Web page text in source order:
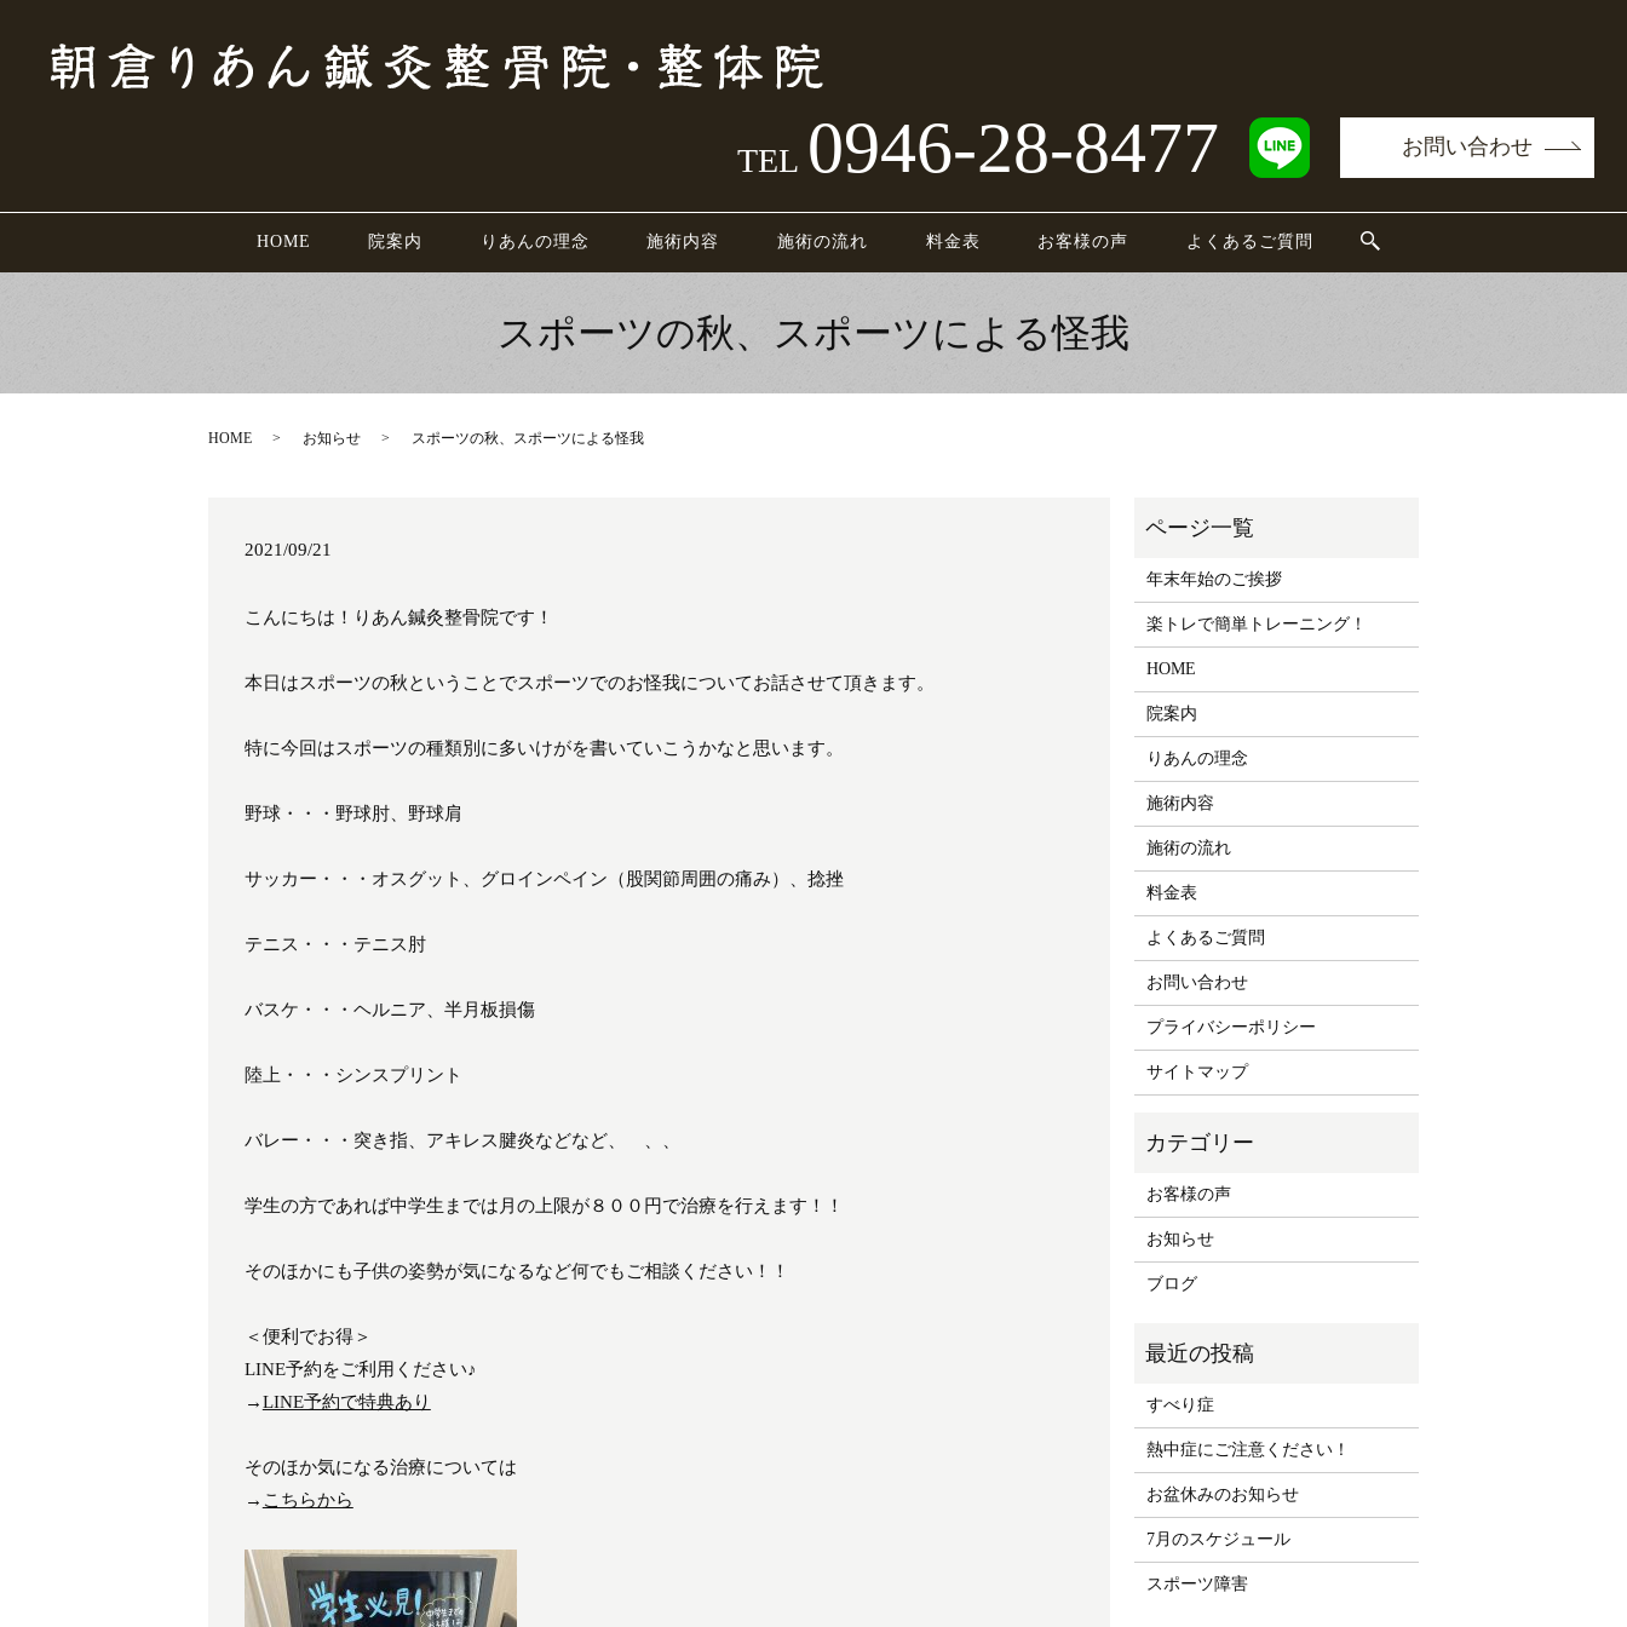
HOME 院案内 りあんの理念 施術内容 施術の流れ 料金表 お客様の声 よくあるご質問
TEL 0946-28-8477 お問い合わせ
スポーツの秋、スポーツによる怪我
HOME お知らせ スポーツの秋、スポーツによる怪我
2021/09/21
こんにちは！りあん鍼灸整骨院です！
本日はスポーツの秋ということでスポーツでのお怪我についてお話させて頂きます。
特に今回はスポーツの種類別に多いけがを書いていこうかなと思います。
野球・・・野球肘、野球肩
サッカー・・・オスグット、グロインペイン（股関節周囲の痛み）、捻挫
テニス・・・テニス肘
バスケ・・・ヘルニア、半月板損傷
陸上・・・シンスプリント
バレー・・・突き指、アキレス腱炎などなど、 、、
学生の方であれば中学生までは月の上限が８００円で治療を行えます！！
そのほかにも子供の姿勢が気になるなど何でもご相談ください！！
＜便利でお得＞
LINE予約をご利用ください♪
→LINE予約で特典あり
そのほか気になる治療については
→ こちらから
年末年始のご挨拶
楽トレで簡単トレーニング！
HOME
院案内
りあんの理念
施術内容
施術の流れ
料金表
よくあるご質問
お問い合わせ
プライバシーポリシー
サイトマップ
お客様の声
お知らせ
ブログ
すべり症
熱中症にご注意ください！
お盆休みのお知らせ
7月のスケジュール
スポーツ障害